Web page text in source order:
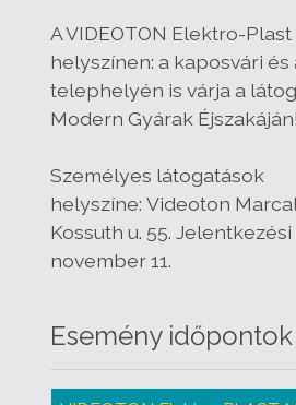
A VIDEOTON Elektro-
helyszínen: a kaposvári és
telephelyén is várja a
Modern Gyárak Éjszakáján!
Személyes látogatások
helyszíne: Videoton
Kossuth u. 55.
november 11.
Esemény időpontok